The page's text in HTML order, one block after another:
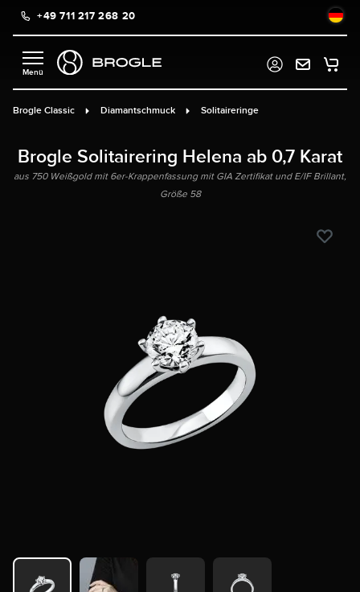
springen
+49 711 217 268 20
Brogle Classic Diamantschmuck Solitaireringe
Brogle Solitairering Helena ab 0,7 Karat
aus 750 Weißgold mit 6er-Krappenfassung mit GIA Zertifikat und E/IF Brillant,
Größe 58